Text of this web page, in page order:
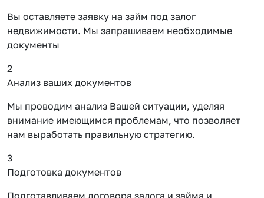
Вы оставляете заявку на займ под залог
недвижимости. Мы запрашиваем необходимые
документы
2
Анализ ваших документов
Мы проводим анализ Вашей ситуации, уделяя
внимание имеющимся проблемам, что позволяет
нам выработать правильную стратегию.
3
Подготовка документов
Подготавливаем договора залога и займа и